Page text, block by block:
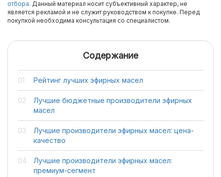
отбора. Данный материал носит субъективный характер, не
является рекламой и не служит руководством к покупке. Перед
покупкой необходима консультация со специалистом.
Содержание
Рейтинг лучших эфирных масел
Лучшие бюджетные производители эфирных
масел
Лучшие производители эфирных масел: цена-
качество
Лучшие производители эфирных масел:
премиум-сегмент